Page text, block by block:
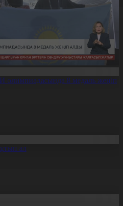
олимпиадасында 8 медаль жеңіп
ал